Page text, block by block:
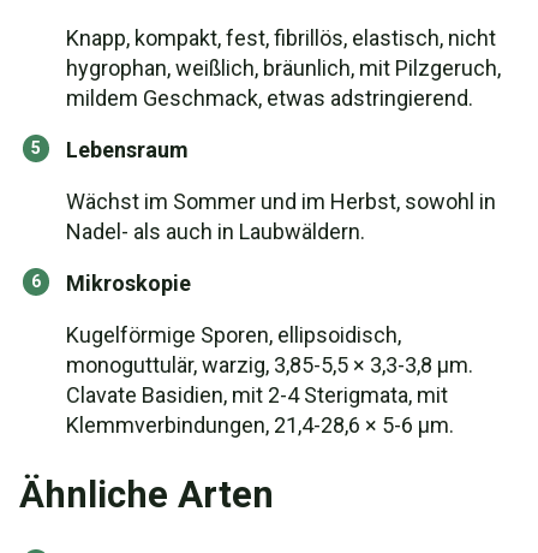
Knapp, kompakt, fest, fibrillös, elastisch, nicht
hygrophan, weißlich, bräunlich, mit Pilzgeruch,
mildem Geschmack, etwas adstringierend.
Lebensraum
Wächst im Sommer und im Herbst, sowohl in
Nadel- als auch in Laubwäldern.
Mikroskopie
Kugelförmige Sporen, ellipsoidisch,
monoguttulär, warzig, 3,85-5,5 × 3,3-3,8 µm.
Clavate Basidien, mit 2-4 Sterigmata, mit
Klemmverbindungen, 21,4-28,6 × 5-6 µm.
Ähnliche Arten